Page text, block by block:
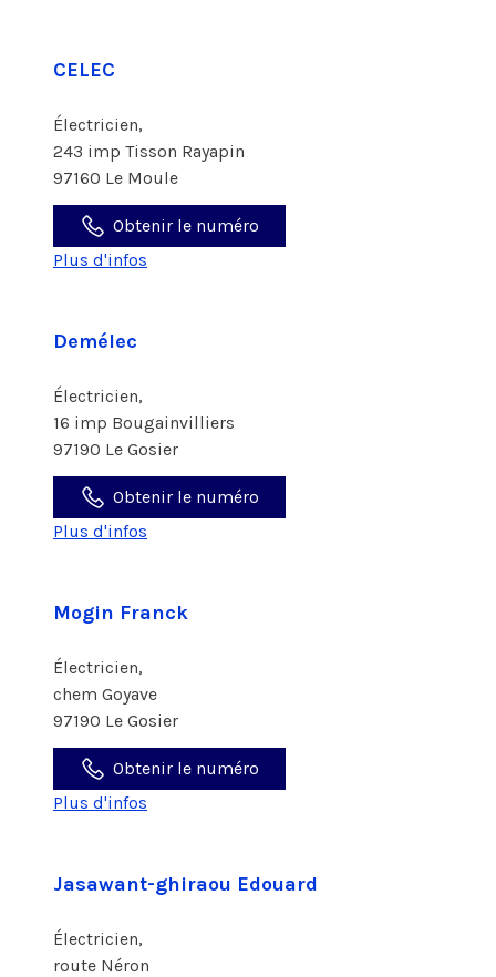
CELEC
Électricien,
243 imp Tisson Rayapin
97160 Le Moule
Obtenir le numéro
Plus d'infos
Demélec
Électricien,
16 imp Bougainvilliers
97190 Le Gosier
Obtenir le numéro
Plus d'infos
Mogin Franck
Électricien,
chem Goyave
97190 Le Gosier
Obtenir le numéro
Plus d'infos
Jasawant-ghiraou Edouard
Électricien,
route Néron